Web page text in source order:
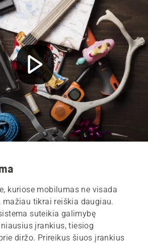
nešimo sistemos
dieną lankstesne
kuriose mobilumas ne visada
mažiau tikrai reiškia daugiau.
suteikia galimybę
įrankius, tiesiog
diržo. Prireikus šiuos įrankius